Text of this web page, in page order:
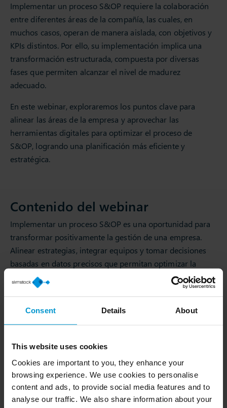
Consent Details About
This website uses cookies
Cookies are important to you, they enhance your
browsing experience. We use cookies to personalise
content and ads, to provide social media features and to
analyse our traffic. We also share information about your
Implementar un proceso S&OP requiere la colaboración
entre diferentes áreas de la compañía, las cuales, en
muchos casos, operan de manera aislada, con objetivos y
KPIs distintos. Por ello, su implementación implica una
transformación estructurada, compuesta por diversas
fases que permiten alcanzar el nivel de madurez
adecuado.
En este webinar, exploraremos los puntos clave para
alinear las áreas de la empresa y aprovechar las
herramientas digitales para optimizar el proceso de
S&OP, logrando una planificación más eficiente y
estratégica.
Contenido del webinar
Implementar un proceso S&OP es una oportunidad para
transformar positivamente la gestión de una empresa.
Alinear estrategias, integrar equipos y tomar decisiones
basadas en datos precisos que permitan optimizar la
cadena de suministro, anticiparse a la demanda y
maximizar la eficiencia operativa.
En este webinar, exploraremos cómo integrar y optimizar
el proceso S&OP, superando los silos organizacionales
abordaremos cómo las herramientas digitales mejoran la
visibilidad, agilidad y alineación de objetivos, ayudando a
las empresas a planificar estratégicamente y mejorar su
rendimiento.